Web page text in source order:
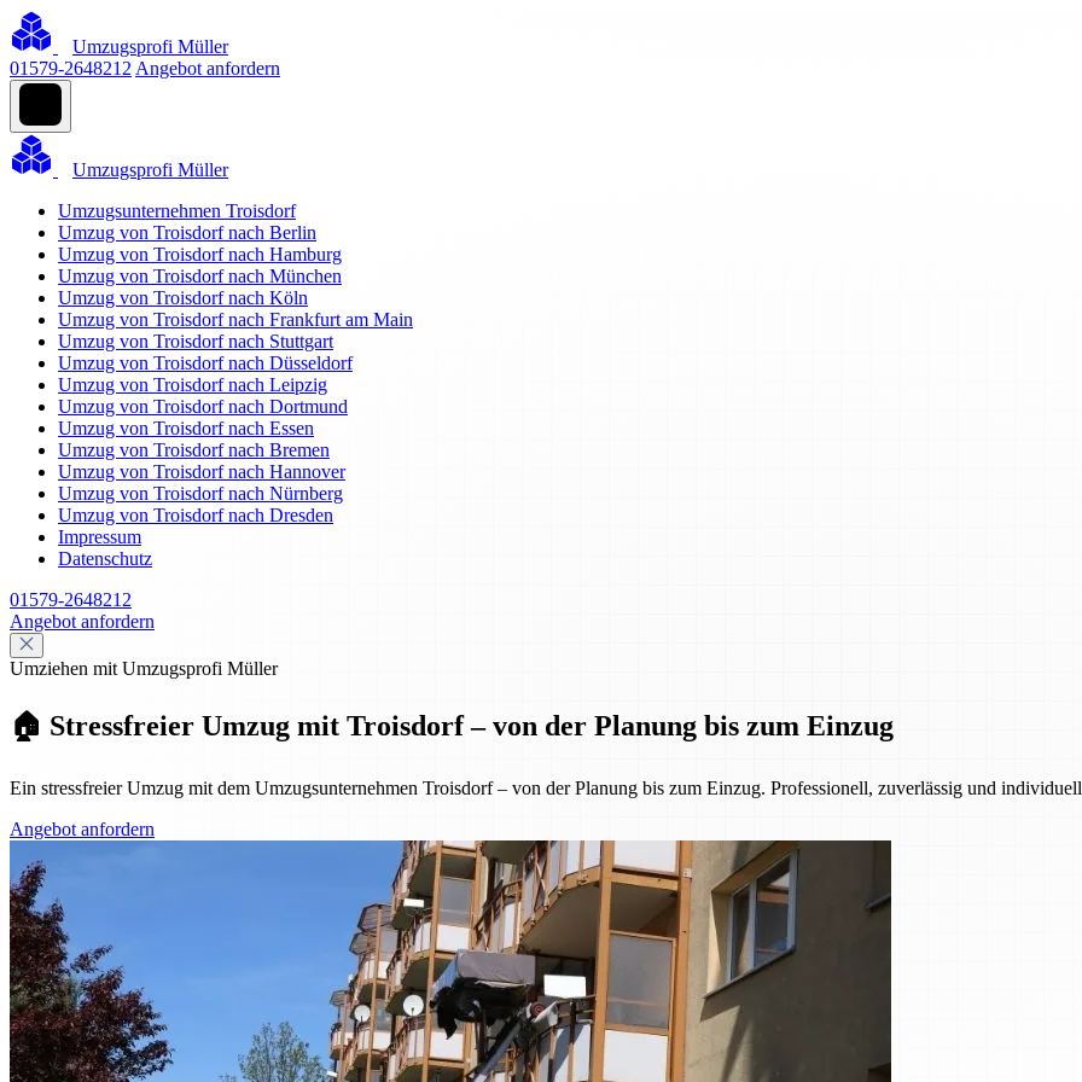
Umzugsprofi Müller
01579-2648212 Angebot anfordern
Umzugsprofi Müller
Umzugsunternehmen Troisdorf
Umzug von Troisdorf nach Berlin
Umzug von Troisdorf nach Hamburg
Umzug von Troisdorf nach München
Umzug von Troisdorf nach Köln
Umzug von Troisdorf nach Frankfurt am Main
Umzug von Troisdorf nach Stuttgart
Umzug von Troisdorf nach Düsseldorf
Umzug von Troisdorf nach Leipzig
Umzug von Troisdorf nach Dortmund
Umzug von Troisdorf nach Essen
Umzug von Troisdorf nach Bremen
Umzug von Troisdorf nach Hannover
Umzug von Troisdorf nach Nürnberg
Umzug von Troisdorf nach Dresden
Impressum
Datenschutz
01579-2648212
Angebot anfordern
Umziehen mit Umzugsprofi Müller
🏠 Stressfreier Umzug mit Troisdorf – von der Planung bis zum Einzug
Ein stressfreier Umzug mit dem Umzugsunternehmen Troisdorf – von der Planung bis zum Einzug. Professionell, zuverlässig und
Angebot anfordern